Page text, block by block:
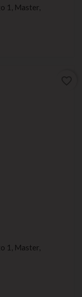
1, Master,
1, Master,